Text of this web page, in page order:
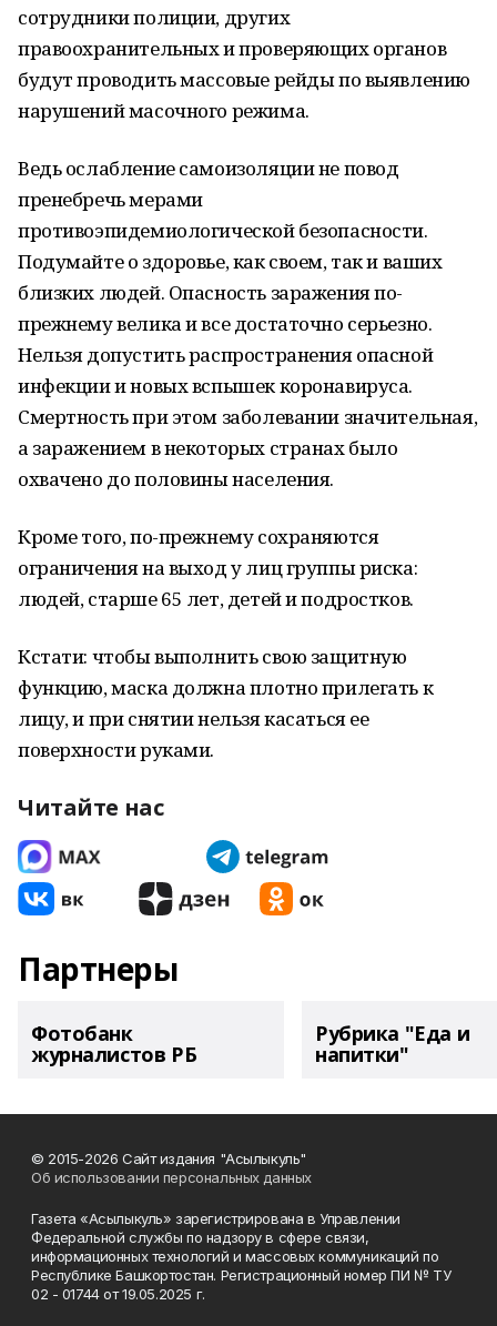
сотрудники полиции, других
правоохранительных и проверяющих органов
будут проводить массовые рейды по выявлению
нарушений масочного режима.
Ведь ослабление самоизоляции не повод
пренебречь мерами
противоэпидемиологической безопасности.
Подумайте о здоровье, как своем, так и ваших
близких людей. Опасность заражения по-
прежнему велика и все достаточно серьезно.
Нельзя допустить распространения опасной
инфекции и новых вспышек коронавируса.
Смертность при этом заболевании значительная,
а заражением в некоторых странах было
охвачено до половины населения.
Кроме того, по-прежнему сохраняются
ограничения на выход у лиц группы риска:
людей, старше 65 лет, детей и подростков.
Кстати: чтобы выполнить свою защитную
функцию, маска должна плотно прилегать к
лицу, и при снятии нельзя касаться ее
поверхности руками.
Читайте нас
Партнеры
Фотобанк
журналистов РБ
Рубрика "Еда и
напитки"
© 2015-2026 Сайт издания "Асылыкуль"
Об использовании персональных данных
Газета «Асылыкуль» зарегистрирована в Управлении
Федеральной службы по надзору в сфере связи,
информационных технологий и массовых коммуникаций по
Республике Башкортостан. Регистрационный номер ПИ № ТУ
02 - 01744 от 19.05.2025 г.